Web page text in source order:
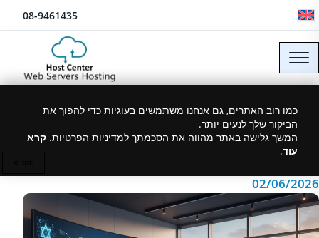
דלג לתוכן 08-9461435
כמו רוב האתרים, גם אנחנו משתמשים בעוגיות כדי להפוך את
הביקור שלך לנעים יותר.
המשך גלישה באתר מהווה את הסכמתך למדיניות הפרטיות. קרא
עוד.
אחסון אתרים שיתופי
בישראל
02/06/2026